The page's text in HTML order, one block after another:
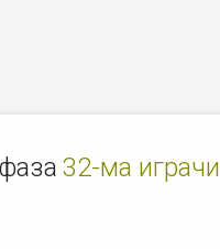
32-ма играчи